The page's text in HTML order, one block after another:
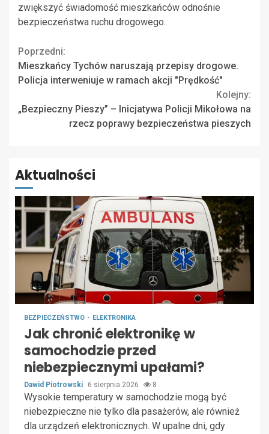
zwiększyć świadomość mieszkańców odnośnie
bezpieczeństwa ruchu drogowego.
Continue
Reading
Poprzedni:
Mieszkańcy Tychów naruszają przepisy drogowe.
Policja interweniuje w ramach akcji "Prędkość"
Kolejny:
„Bezpieczny Pieszy” – Inicjatywa Policji Mikołowa na
rzecz poprawy bezpieczeństwa pieszych
Aktualności
BEZPIECZEŃSTWO ELEKTRONIKA
Jak chronić elektronikę w
samochodzie przed
niebezpiecznymi upałami?
Dawid Piotrowski 6 sierpnia 2026 8
Wysokie temperatury w samochodzie mogą być
niebezpieczne nie tylko dla pasażerów, ale również
dla urządzeń elektronicznych. W upalne dni, gdy